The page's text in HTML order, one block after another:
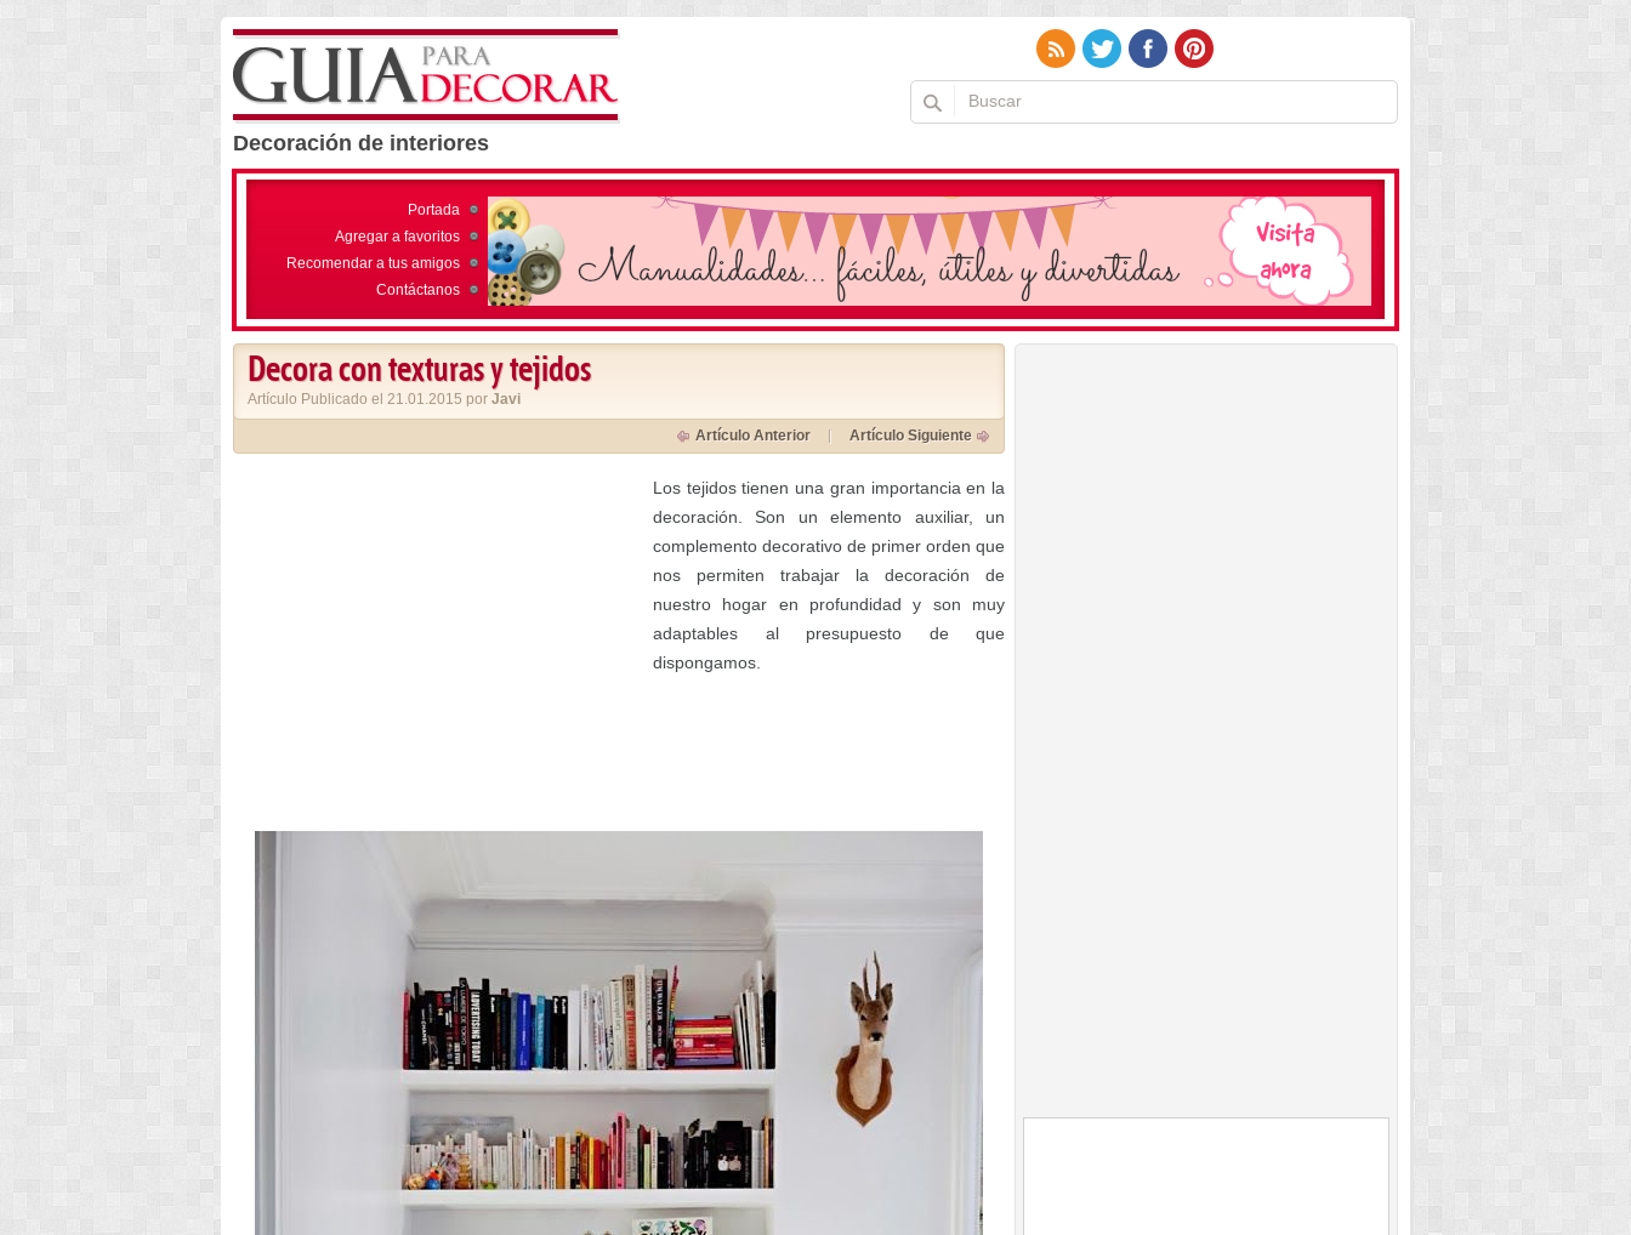
Decoración de interiores
Portada
Agregar a favoritos
Recomendar a tus amigos
Contáctanos
Decora con texturas y tejidos
Artículo Publicado el 21.01.2015 por Javi
Artículo Anterior Artículo Siguiente
Los tejidos tienen una gran importancia en la
decoración. Son un elemento auxiliar, un
complemento decorativo de primer orden que
nos permiten trabajar la decoración de
nuestro hogar en profundidad y son muy
adaptables al presupuesto de que
dispongamos.